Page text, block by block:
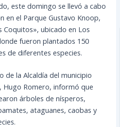
este domingo se llevó a cabo
en el Parque Gustavo Knoop,
ubicado en Los
fueron plantados 150
de diferentes especies.
de la Alcaldía del municipio
Hugo Romero, informóque
árboles de nísperos,
ataguanes, caobas y